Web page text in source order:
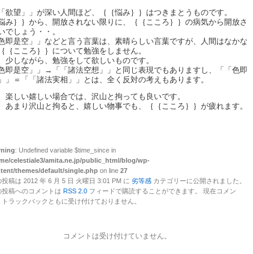
欲望」」が深い人間ほど、｛｛悩み｝｝はつきまとうものです。
み｝｝から、開放されない限りに、｛｛こころ｝｝の病気から開放さ
でしょう・・。
色即是空」」などと言う言葉は、素晴らしい言葉ですが、人間はなかな
｛こころ｝｝について勉強をしません。
少しながら、勉強をして欲しいものです。
色即是空」」→「「諸法空想」」と同じ表現でもありますし、「「色即
」＝「「諸法実相」」とは、全く反対の考えもあります。
楽しい嬉しい場合では、沢山と拘っても良いです。
あまり沢山と拘ると、嬉しい物事でも、｛｛こころ｝｝が疲れます。
: Undefined variable $time_since in
celestiale3/amita.ne.jp/public_html/blog/wp-
themes/default/single.php on line 27
投稿は 2012 年 6 月 5 日 火曜日 3:01 PM に 劣等感 カテゴリーに公開されました。
投稿へのコメントは RSS 2.0 フィードで購読することができます。 現在コメン
トラックバックともに受け付けておりません。
コメントは受け付けていません。